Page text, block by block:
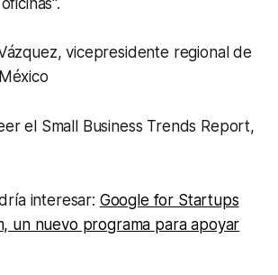
vicepresidente regional de
el Small Business Trends Report,
interesar: Google for Startups
un nuevo programa para apoyar